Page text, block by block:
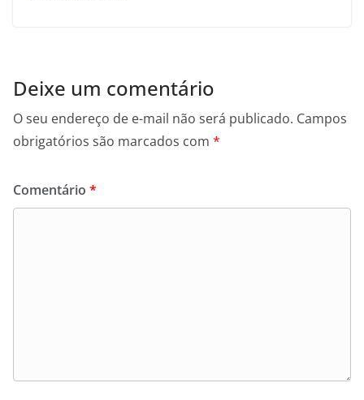
Deixe um comentário
O seu endereço de e-mail não será publicado. Campos
obrigatórios são marcados com *
Comentário *